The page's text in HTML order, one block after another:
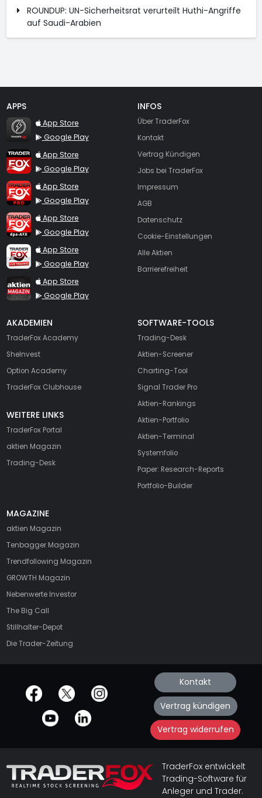
ROUNDUP: UN-Sicherheitsrat verurteilt Huthi-Angriffe
auf Saudi-Arabien
APPS
TraderFox Flash
App Store
Google Play
TraderFox App
App Store
Google Play
TraderFox Pro
App Store
Google Play
TraderFox dpa-AFX ProFeed
App Store
Google Play
TraderFox Live Trading
App Store
Google Play
TraderFox aktien Magazin
App Store
Google Play
INFOS
Über TraderFox
Kontakt
Vertrag Kündigen
Jobs bei TraderFox
Impressum
AGB
Datenschutz
Cookie-Einstellungen
Alle Aktien
Barrierefreiheit
AKADEMIEN
TraderFox Academy
SheInvest
Option Academy
TraderFox Clubhouse
WEITERE LINKS
TraderFox Portal
aktien Magazin
Trading-Desk
SOFTWARE-TOOLS
Trading-Desk
Aktien-Screener
Charting-Tool
Signal Trader Pro
Aktien-Rankings
Aktien-Portfolio
Aktien-Terminal
Systemfolio
Paper: Research-Reports
Portfolio-Builder
MAGAZINE
aktien Magazin
Tenbagger Magazin
Trendfollowing Magazin
GROWTH Magazin
Nebenwerte Investor
The Big Call
Stillhalter-Depot
Die Trader-Zeitung
offizielle Social Media-Accounts Kontakt
Vertrag kündigen
Vertrag widerrufen
TraderFox entwickelt
Trading-Software für
Anleger und Trader.